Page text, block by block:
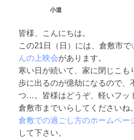
小道
皆様、こんにちは。
この21日（日）には、倉敷市で
んの上映会があります。
寒い日が続いて、家に閉じこも
歩に出るのが億劫になるので、
つ…。皆様はどうぞ、軽いフッ
倉敷市までいらしてくださいね。
倉敷での過ごし方のホームペー
して下さい。